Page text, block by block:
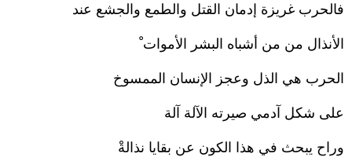
فالحرب غريزة إدمان القتل والطمع والجشع عند
الأنذال من من أشباه البشر الأموات ْ
الحرب هي الذل وعجز الإنسان الممسوخ
على شكل آدمي صيرته الآلة آلة
وراح يبحث في هذا الكون عن بقايا نذالةْ